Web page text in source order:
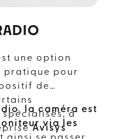
NOS
ET
À LABÈGE
SPÉCIALISTE EN
SÉCURITÉ PRÈS DE
une option
pratique pour
de
à
Avisys
,
la caméra est
via les